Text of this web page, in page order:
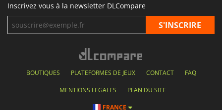
Inscrivez vous à la newsletter DLCompare
BOUTIQUES PLATEFORMES DE JEUX CONTACT FAQ
MENTIONS LEGALES PLAN DU SITE
FRANCE